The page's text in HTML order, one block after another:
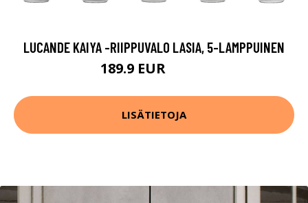
LUCANDE KAIYA -RIIPPUVALO LASIA, 5-LAMPPUINEN
189.9 EUR
LISÄTIETOJA